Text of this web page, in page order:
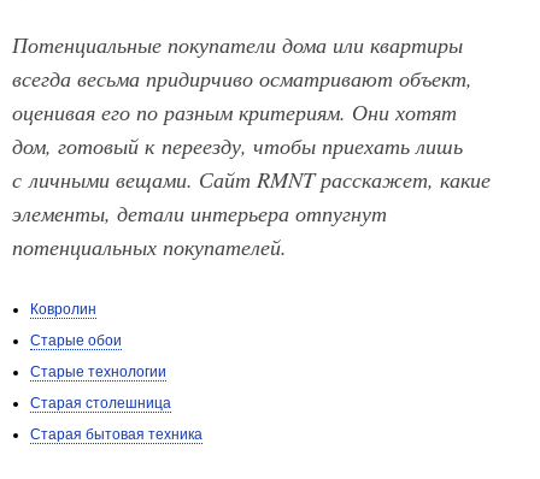
Потенциальные покупатели дома или квартиры
всегда весьма придирчиво осматривают объект,
оценивая его по разным критериям. Они хотят
дом, готовый к переезду, чтобы приехать лишь
с личными вещами. Сайт RMNT расскажет, какие
элементы, детали интерьера отпугнут
потенциальных покупателей.
Ковролин
Старые обои
Старые технологии
Старая столешница
Старая бытовая техника